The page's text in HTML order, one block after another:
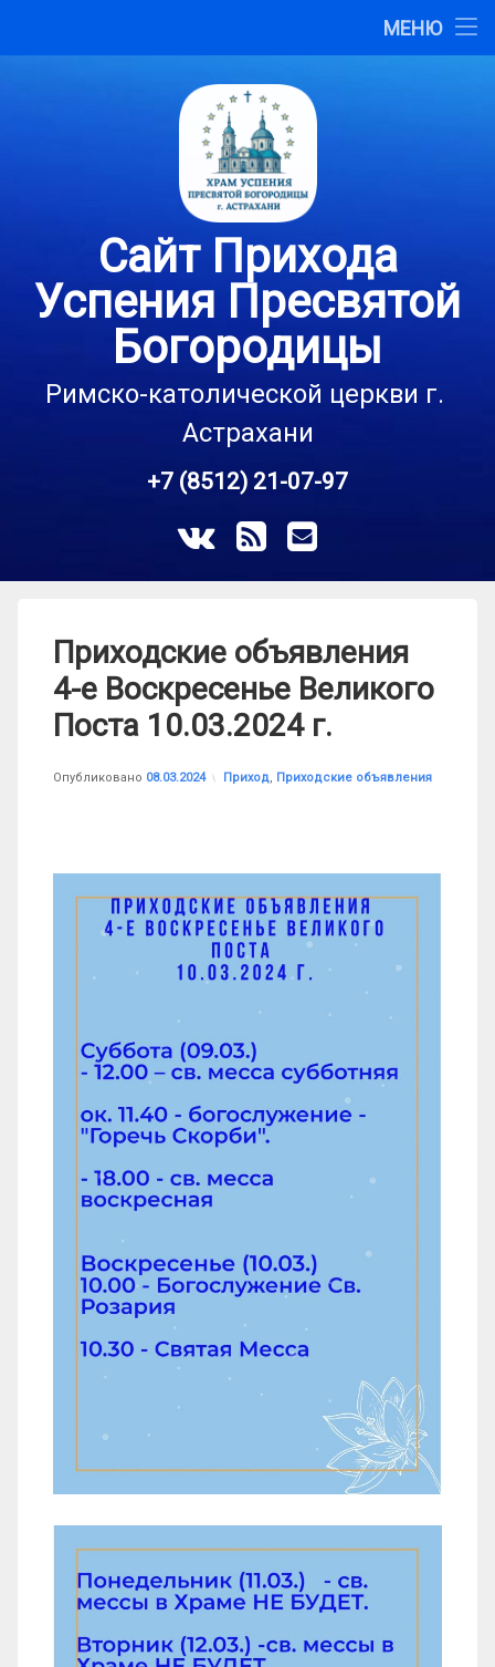
МЕНЮ
Сайт Прихода
Успения Пресвятой
Богородицы
Римско-католической церкви г.
Астрахани
+7 (8512) 21-07-97
ВКонтакте
RSS E-mail
Приходские объявления
4-е Воскресенье Великого
Поста 10.03.2024 г.
Опубликовано 08.03.2024
Обновлено на 08.03.2024
от astrkatolik
Рубрики:
Приход, Приходские объявления